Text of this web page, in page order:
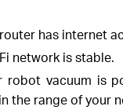
has internet
network is stable.
robot vacuum is
the range of your